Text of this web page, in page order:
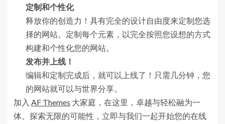
定制和个性化
释放你的创造力！具有完全的设计自由度来定制您选
择的网站。定制每个元素，以完全按照您设想的方式
构建和个性化您的网站。
发布并上线！
编辑和定制完成后，就可以上线了！只需几分钟，您
的网站就可以与世界分享。
加入 AF Themes 大家庭，在这里，卓越与轻松融为一
体。探索无限的可能性，立即与我们一起开始您的在线